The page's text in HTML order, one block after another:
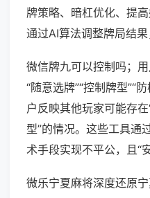
牌策略、暗杠优化、提
通过AI算法调整牌局结果
微信牌九可以控制吗；
“随意选牌”“控制牌型”“
户反映其他玩家可能存
型”的情况。这些工具通
术手段实现不平公，且“
微乐宁夏麻将深度还原